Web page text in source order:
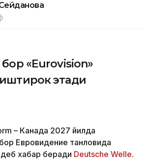
«Еurovision»
этади
– Канада 2027 йилда
Евровидение танловида
хабар беради Deutsche Welle.